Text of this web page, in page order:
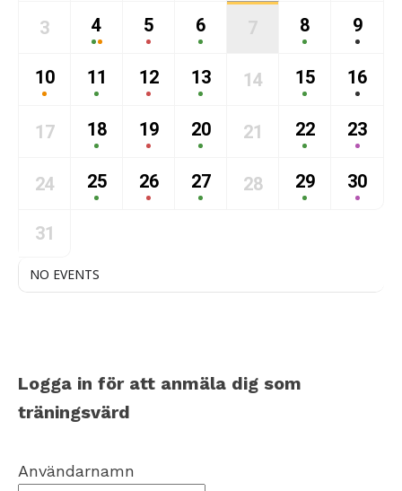
3 4 5 6 7 8 9
10 11 12 13 14 15 16
17 18 19 20 21 22 23
24 25 26 27 28 29 30
31
NO EVENTS
Logga in för att anmäla dig som
träningsvärd
Användarnamn